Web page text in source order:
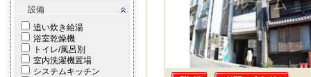
設備
追い炊き給湯
浴室乾燥機
トイレ/風呂別
室内洗濯機置場
システムキッチン